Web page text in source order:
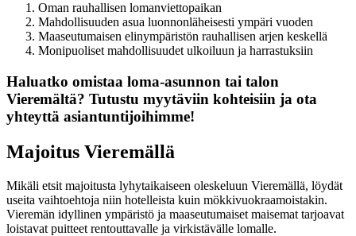
Oman rauhallisen lomanviettopaikan
Mahdollisuuden asua luonnonläheisesti ympäri vuoden
Maaseutumaisen elinympäristön rauhallisen arjen keskellä
Monipuoliset mahdollisuudet ulkoiluun ja harrastuksiin
Haluatko omistaa loma-asunnon tai talon
Vieremältä? Tutustu myytäviin kohteisiin ja ota
yhteyttä asiantuntijoihimme!
Majoitus Vieremällä
Mikäli etsit majoitusta lyhytaikaiseen oleskeluun Vieremällä, löydät
useita vaihtoehtoja niin hotelleista kuin mökkivuokraamoistakin.
Vieremän idyllinen ympäristö ja maaseutumaiset maisemat tarjoavat
loistavat puitteet rentouttavalle ja virkistävälle lomalle.